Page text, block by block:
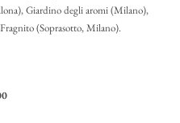
Giardino degli aromi (Milano),
(Soprasotto, Milano).